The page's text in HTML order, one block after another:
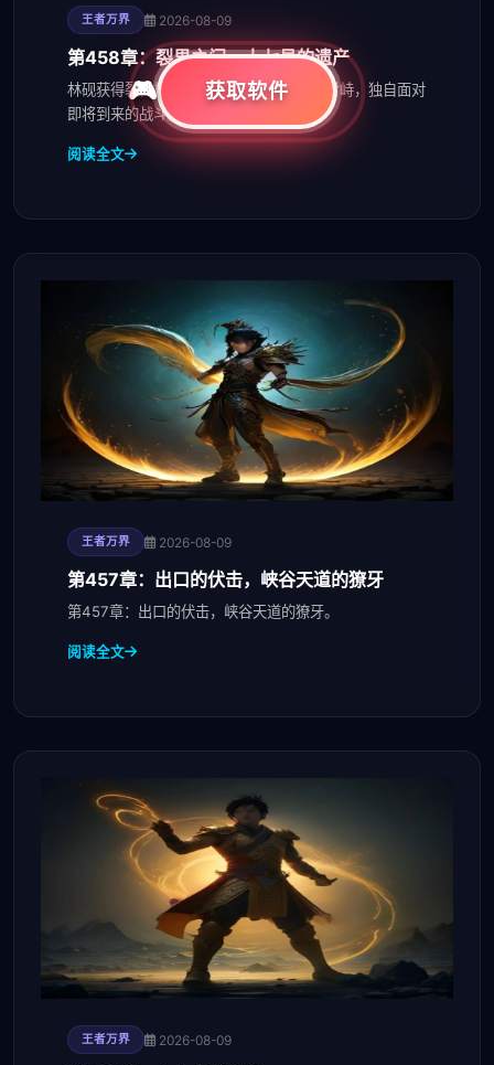
王者万界 2026-08-09
第458章：裂界之门，十七号的遗产
林砚获得裂界核心权限，与裁决塔的投影对峙，独自面对
即将到来的战斗。
阅读全文
王者万界 2026-08-09
第457章：出口的伏击，峡谷天道的獠牙
第457章：出口的伏击，峡谷天道的獠牙。
阅读全文
王者万界 2026-08-09
获取软件